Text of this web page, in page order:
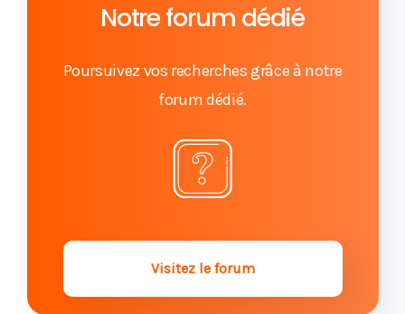
Donation au dernier des vivants
L’inventaire d’une succession
Prescription et succession : il n’est peut-être pas
Délai de règlement d’une succession : quelle est la
Succession et héritier mineur : comment gérer
Notre forum dédié
Poursuivez vos recherches grâce à notre
forum dédié.
Visitez le forum